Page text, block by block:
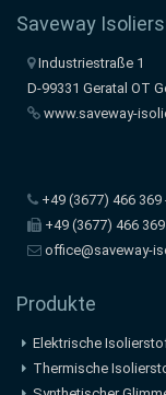
Saveway
Industriestraße 1
D-99331 Geratal OT
www.saveway-
+49 (3677) 466 369
+49 (3677) 466
office@saveway-
Produkte
Elektrische
Thermische